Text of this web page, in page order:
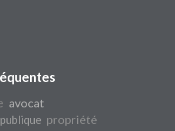
avocat
propriété